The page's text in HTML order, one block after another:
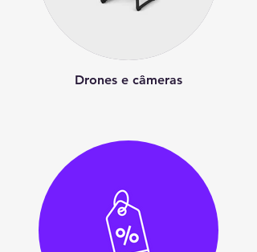
Drones e câmeras